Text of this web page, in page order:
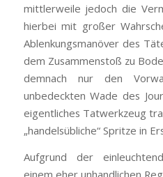
mittlerweile jedoch die
hierbei mit großer
Ablenkungsmanöver des
dem Zusammenstoß zu
demnach nur den
unbedeckten Wade des
eigentliches Tatwerkzeug
„handelsübliche“ Spritze in
Aufgrund der
einem eher unhandlichen